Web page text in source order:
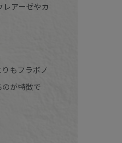
アーゼやカ
もフラボノ
が特徴で